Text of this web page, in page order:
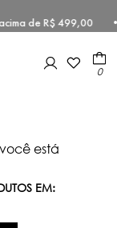
de R$
0
está
EM: